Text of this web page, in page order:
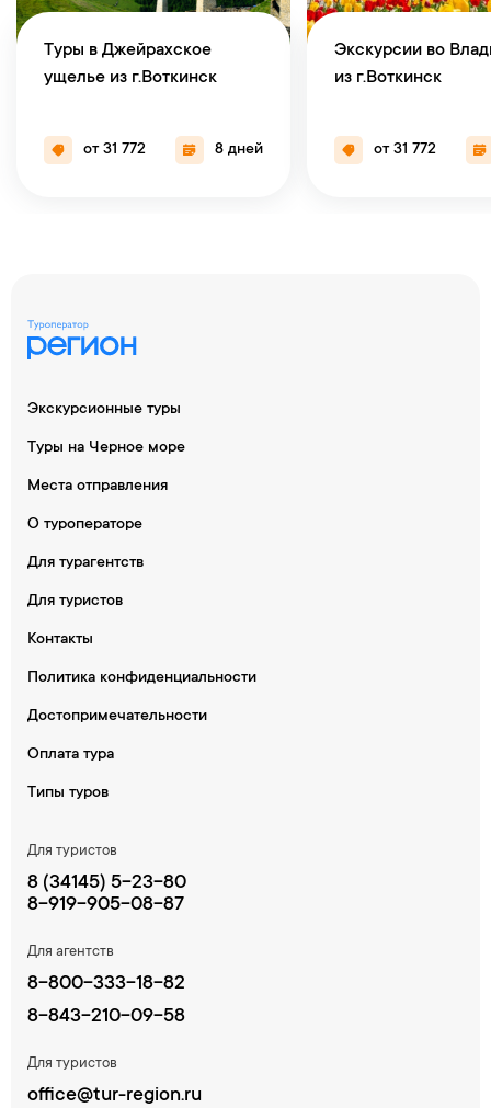
Туры в Джейрахское
ущелье из г.Воткинск
от 31 772 8 дней
Экскурсии во
из г.Воткинск
от 31 772
Экскурсионные туры
Туры на Черное море
Места отправления
О туроператоре
Для турагентств
Для туристов
Контакты
Политика конфиденциальности
Достопримечательности
Оплата тура
Типы туров
Для туристов
8 (34145) 5-23-80
8-919-905-08-87
Для агентств
8-800-333-18-82
8-843-210-09-58
Для туристов
office@tur-region.ru